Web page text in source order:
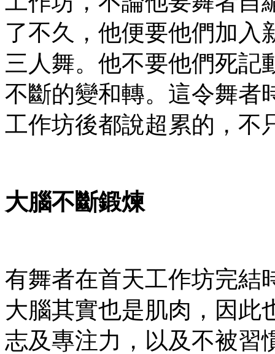
了不久，他便要他們加入
三人舞。他不要他們死記
不斷的變和轉。這令舞者
工作坊後都說超累的，不
大腦不斷鍛煉
有舞者在首天工作坊完結
大腦其實也是肌肉，因此
志及專注力，以及不被習